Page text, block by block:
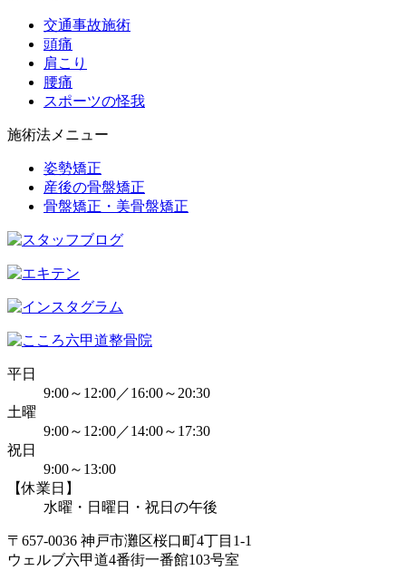
交通事故施術
頭痛
肩こり
腰痛
スポーツの怪我
施術法メニュー
姿勢矯正
産後の骨盤矯正
骨盤矯正・美骨盤矯正
平日
9:00～12:00／16:00～20:30
土曜
9:00～12:00／14:00～17:30
祝日
9:00～13:00
【休業日】
水曜・日曜日・祝日の午後
〒657-0036 神戸市灘区桜口町4丁目1-1
ウェルブ六甲道4番街一番館103号室